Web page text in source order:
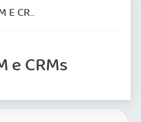
CRMS
e CRMs